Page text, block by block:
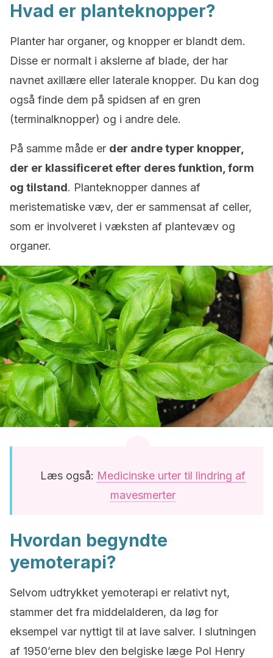
Hvad er planteknopper?
Planter har organer, og knopper er blandt dem.
Disse er normalt i akslerne af blade, der har
navnet axillære eller laterale knopper. Du kan dog
også finde dem på spidsen af en gren
(terminalknopper) og i andre dele.
På samme måde er der andre typer knopper,
der er klassificeret efter deres funktion, form
og tilstand. Planteknopper dannes af
meristematiske væv, der er sammensat af celler,
som er involveret i væksten af plantevæv og
organer.
Læs også: Medicinske urter til lindring af
mavesmerter
Hvordan begyndte
yemoterapi?
Selvom udtrykket yemoterapi er relativt nyt,
stammer det fra middelalderen, da løg for
eksempel var nyttigt til at lave salver. I slutningen
af 1950’erne blev den belgiske læge Pol Henry